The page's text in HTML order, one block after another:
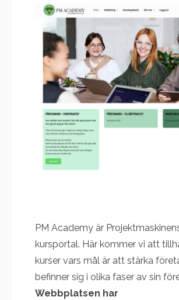
PM Academy är
kursportal. Här kommer vi att
kurser vars mål är att stärka
befinner sig i olika faser av sin
Webbplatsen har